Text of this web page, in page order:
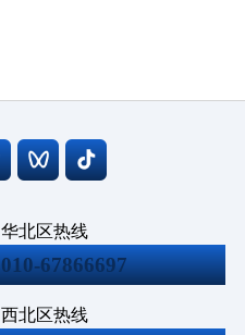
华北区热线
010-67866697
西北区热线